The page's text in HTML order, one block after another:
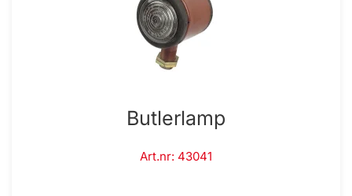
Butlerlamp
Art.nr: 43041